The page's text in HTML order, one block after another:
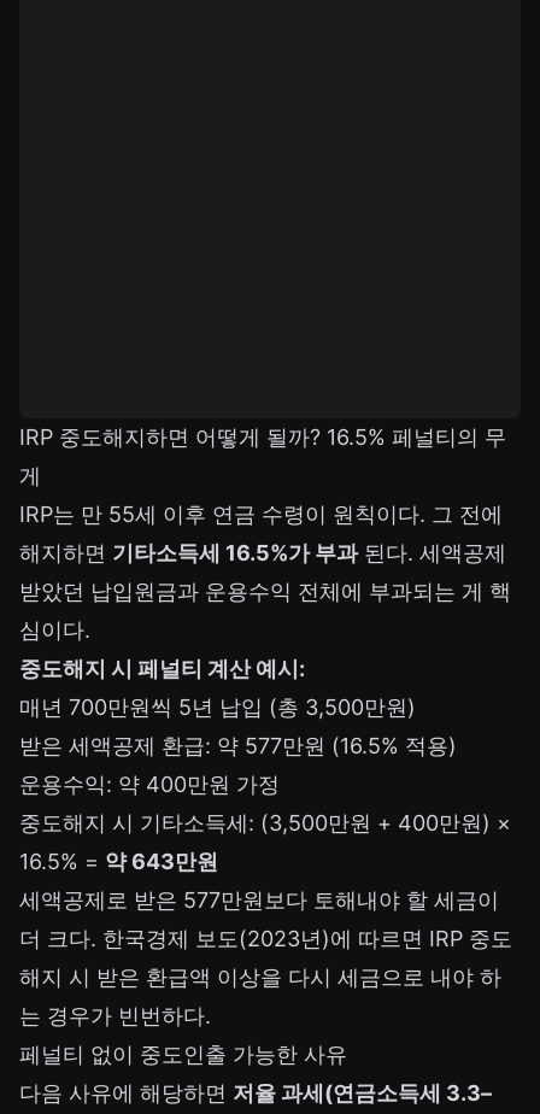
IRP 중도해지하면 어떻게 될까? 16.5% 페널티의 무
게
IRP는 만 55세 이후 연금 수령이 원칙이다. 그 전에
해지하면 기타소득세 16.5%가 부과된다. 세액공제
받았던 납입원금과 운용수익 전체에 부과되는 게 핵
심이다.
중도해지 시 페널티 계산 예시:
매년 700만원씩 5년 납입 (총 3,500만원)
받은 세액공제 환급: 약 577만원 (16.5% 적용)
운용수익: 약 400만원 가정
중도해지 시 기타소득세: (3,500만원 + 400만원) ×
16.5% = 약 643만원
세액공제로 받은 577만원보다 토해내야 할 세금이
더 크다. 한국경제 보도(2023년)에 따르면 IRP 중도
해지 시 받은 환급액 이상을 다시 세금으로 내야 하
는 경우가 빈번하다.
페널티 없이 중도인출 가능한 사유
다음 사유에 해당하면 저율 과세(연금소득세 3.3–